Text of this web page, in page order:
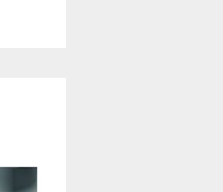
web, los datos pueden almacenarse o